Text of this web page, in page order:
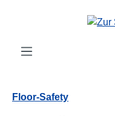
Zum Hauptinhalt springen
Floor-Safety